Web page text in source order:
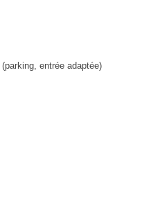
(parking, entrée adaptée)